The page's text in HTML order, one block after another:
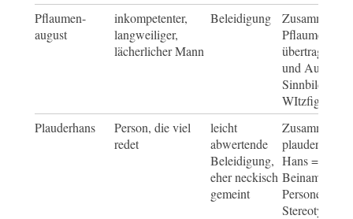
Pflaumen-
august
inkompetenter,
langweiliger,
lächerlicher Mann
Beleidigung
Pflaume im
übertragenen
und August
Sinnbild für
WItzfigur
Plauderhans
Person, die viel
redet
leicht
abwertende
Beleidigung,
eher neckisch
gemeint
plaudern =
Hans =
Beiname für
Stereotypen